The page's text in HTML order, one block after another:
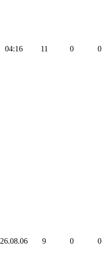
04:16 11 0 0
26.08.06 9 0 0